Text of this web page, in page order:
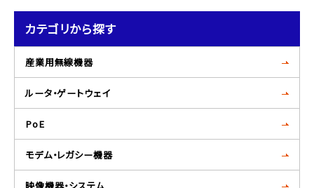
カテゴリから探す
産業用無線機器
ルータ・ゲートウェイ
PoE
モデム・レガシー機器